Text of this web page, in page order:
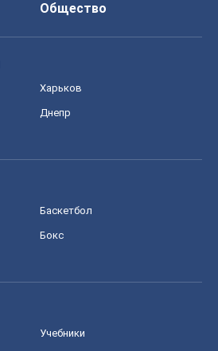
Общество
Харьков
Днепр
Баскетбол
Бокс
Учебники